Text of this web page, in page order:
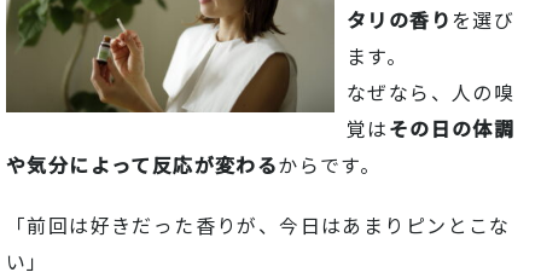
タリ の香りを選び
ます。
なぜなら、 人の嗅
覚はその日の体調
や気分によって反応が変わるからです。
「前回は好きだ っ た香りが、今日はあまり ピン とこな
い」